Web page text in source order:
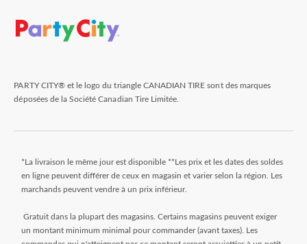
PARTY CITY® et le logo du triangle CANADIAN TIRE sont des marques
déposées de la Société Canadian Tire Limitée.
*La livraison le même jour est disponible **Les prix et les dates des soldes
en ligne peuvent différer de ceux en magasin et varier selon la région. Les
marchands peuvent vendre à un prix inférieur.
Gratuit dans la plupart des magasins. Certains magasins peuvent exiger
un montant minimum minimal pour commander (avant taxes). Les